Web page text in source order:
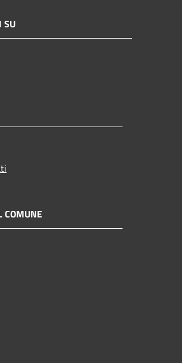
SU
COMUNE